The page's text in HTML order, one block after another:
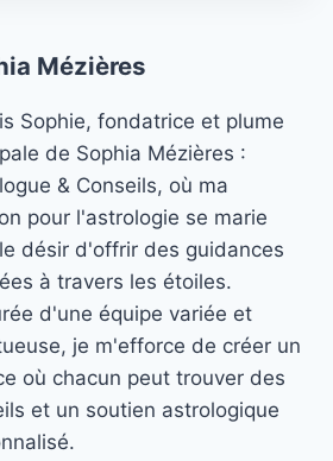
Mézières
Sophie, fondatrice et plume
de Sophia Mézières :
& Conseils, où ma
pour l'astrologie se marie
désir d'offrir des guidances
à travers les étoiles.
d'une équipe variée et
je m'efforce de créer un
où chacun peut trouver des
et un soutien astrologique